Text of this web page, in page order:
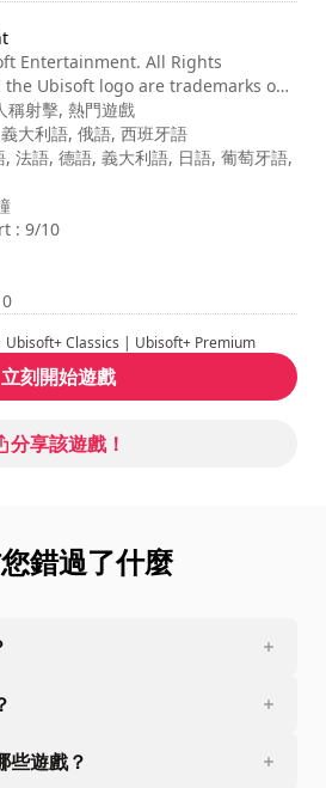
Entertainment. All Rights
the Ubisoft logo are trademarks of
the US and/or other countries.
稱射擊, 熱門遊戲
大利語, 俄語, 西班牙語
, 法語, 德語, 義大利語, 日語, 葡萄牙語,
: 9/10
Ubisoft+ Classics | Ubisoft+ Premium
立刻開始遊戲
分享該遊戲！
錯過了什麼
些遊戲？